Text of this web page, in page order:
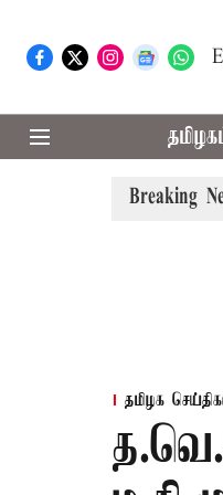
Breaking
23
தமிழக